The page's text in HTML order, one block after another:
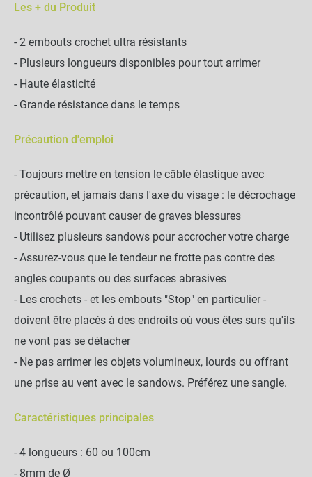
Les + du Produit
- 2 embouts crochet ultra résistants
- Plusieurs longueurs disponibles pour tout arrimer
- Haute élasticité
- Grande résistance dans le temps
Précaution d'emploi
- Toujours mettre en tension le câble élastique avec
précaution, et jamais dans l'axe du visage : le décrochage
incontrôlé pouvant causer de graves blessures
- Utilisez plusieurs sandows pour accrocher votre charge
- Assurez-vous que le tendeur ne frotte pas contre des
angles coupants ou des surfaces abrasives
- Les crochets - et les embouts "Stop" en particulier -
doivent être placés à des endroits où vous êtes surs qu'ils
ne vont pas se détacher
- Ne pas arrimer les objets volumineux, lourds ou offrant
une prise au vent avec le sandows. Préférez une sangle.
Caractéristiques principales
- 4 longueurs : 60 ou 100cm
- 8mm de Ø